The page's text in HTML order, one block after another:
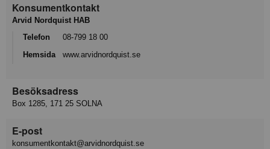
Konsumentkontakt
Arvid Nordquist HAB
Telefon
08-799 18 00
Hemsida
www.arvidnordquist.se
Besöksadress
Box 1285, 171 25 SOLNA
E-post
konsumentkontakt@arvidnordquist.se